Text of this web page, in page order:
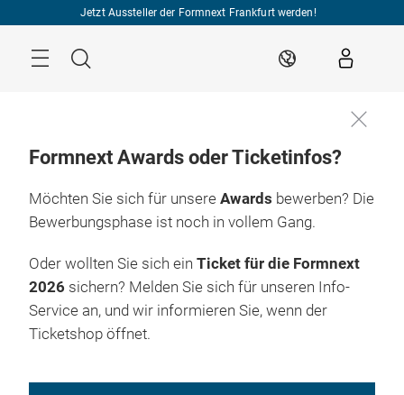
Jetzt Aussteller der Formnext Frankfurt werden!
Suche DE
Formnext Awards oder Ticketinfos?
Möchten Sie sich für unsere Awards bewerben? Die
Bewerbungsphase ist noch in vollem Gang.
Oder wollten Sie sich ein Ticket für die Formnext
2026 sichern? Melden Sie sich für unseren Info-
Service an, und wir informieren Sie, wenn der
Ticketshop öffnet.